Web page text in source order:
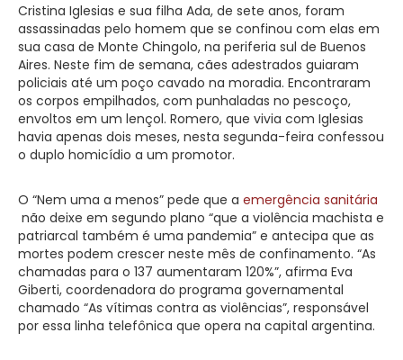
Cristina Iglesias e sua filha Ada, de sete anos, foram
assassinadas pelo homem que se confinou com elas em
sua casa de Monte Chingolo, na periferia sul de Buenos
Aires. Neste fim de semana, cães adestrados guiaram
policiais até um poço cavado na moradia. Encontraram
os corpos empilhados, com punhaladas no pescoço,
envoltos em um lençol. Romero, que vivia com Iglesias
havia apenas dois meses, nesta segunda-feira confessou
o duplo homicídio a um promotor.
O “Nem uma a menos” pede que a emergência sanitária
não deixe em segundo plano “que a violência machista e
patriarcal também é uma pandemia” e antecipa que as
mortes podem crescer neste mês de confinamento. “As
chamadas para o 137 aumentaram 120%”, afirma Eva
Giberti, coordenadora do programa governamental
chamado “As vítimas contra as violências”, responsável
por essa linha telefônica que opera na capital argentina.